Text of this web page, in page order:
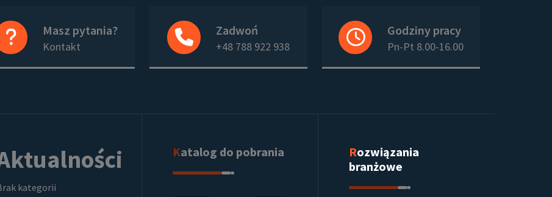
Masz pytania?
Kontakt
Zadwoń
+48 788 922 938
Godziny pracy
Pn-Pt 8.00-16.00
kategorii
Katalog do pobrania
Rozwiązania
branżowe